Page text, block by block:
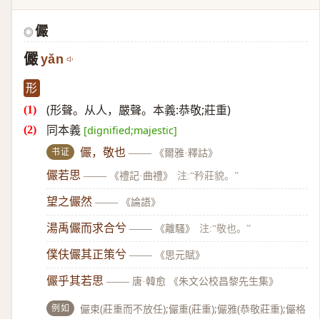
◎ 儼
儼 yǎn
形
(形聲。从人，嚴聲。本義:恭敬;莊重)
同本義 [dignified;majestic]
书证 儼，敬也 —— 《爾雅·釋詁》
儼若思 —— 《禮記·曲禮》 注:“矜莊貌。”
望之儼然 —— 《論語》
湯禹儼而求合兮 —— 《離騷》 注:“敬也。”
僕伕儼其正策兮 —— 《思元賦》
儼乎其若思 —— 唐·韓愈 《朱文公校昌黎先生集》
例如
儼束(莊重而不放任);儼重(莊重);儼雅(恭敬莊重);儼格